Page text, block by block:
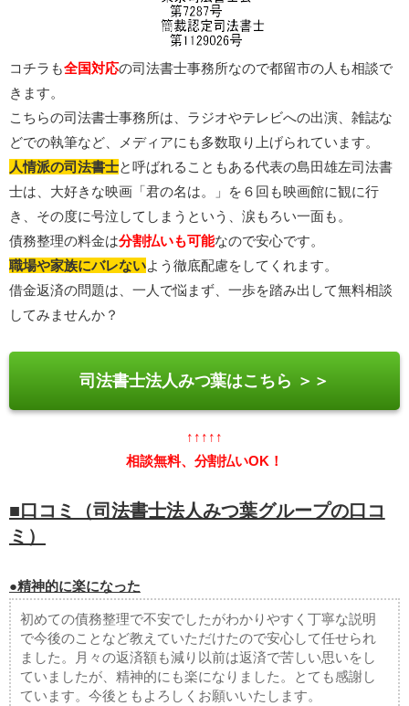
コチラも全国対応の司法書士事務所なので都留市の人も相談で
きます。
こちらの司法書士事務所は、ラジオやテレビへの出演、雑誌な
どでの執筆など、メディアにも多数取り上げられています。
人情派の司法書士と呼ばれることもある代表の島田雄左司法書
士は、大好きな映画「君の名は。」を６回も映画館に観に行
き、その度に号泣してしまうという、涙もろい一面も。
債務整理の料金は分割払いも可能なので安心です。
職場や家族にバレないよう徹底配慮をしてくれます。
借金返済の問題は、一人で悩まず、一歩を踏み出して無料相談
してみませんか？
司法書士法人みつ葉はこちら ＞＞
↑↑↑↑↑
相談無料、分割払いOK！
■口コミ（司法書士法人みつ葉グループの口コ
ミ）
●精神的に楽になった
初めての債務整理で不安でしたがわかりやすく丁寧な説明
で今後のことなど教えていただけたので安心して任せられ
ました。月々の返済額も減り以前は返済で苦しい思いをし
ていましたが、精神的にも楽になりました。とても感謝し
ています。今後ともよろしくお願いいたします。